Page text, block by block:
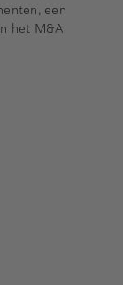
een
het M&A